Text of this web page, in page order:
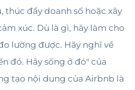
thúc đẩy doanh số hoặc xây
xúc. Dù là gì, hãy làm cho
lường được. Hãy nghĩ về
đó. Hãy sống ở đó" của
tạo nội dung của Airbnb là